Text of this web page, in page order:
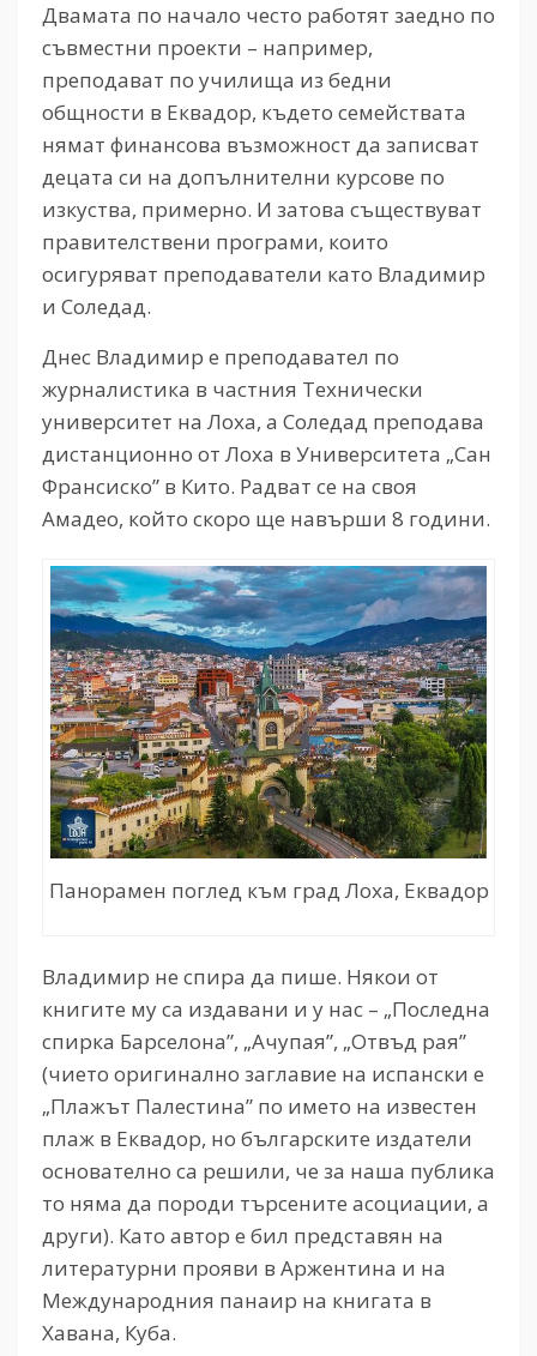
Двамата по начало често работят заедно по
съвместни проекти – например,
преподават по училища из бедни
общности в Еквадор, където семействата
нямат финансова възможност да записват
децата си на допълнителни курсове по
изкуства, примерно. И затова съществуват
правителствени програми, които
осигуряват преподаватели като Владимир
и Соледад.
Днес Владимир е преподавател по
журналистика в частния Технически
университет на Лоха, а Соледад преподава
дистанционно от Лоха в Университета „Сан
Франсиско” в Кито. Радват се на своя
Амадео, който скоро ще навърши 8 години.
Панорамен поглед към град Лоха, Еквадор
Владимир не спира да пише. Някои от
книгите му са издавани и у нас – „Последна
спирка Барселона”, „Ачупая”, „Отвъд рая”
(чието оригинално заглавие на испански е
„Плажът Палестина” по името на известен
плаж в Еквадор, но българските издатели
основателно са решили, че за наша публика
то няма да породи търсените асоциации, а
други). Като автор е бил представян на
литературни прояви в Аржентина и на
Международния панаир на книгата в
Хавана, Куба.